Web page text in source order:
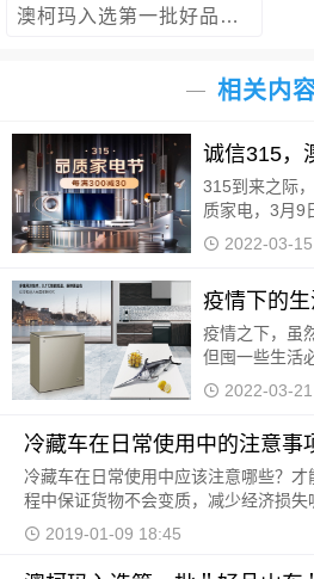
澳柯玛入选第一批好品山东品牌澳柯玛
相关内
315到来之际
质家电，3月9
营旗舰店品质
2022-03-
疫情之下，虽
但囤一些生活
况的最好办法
2022-03-
冷藏车在日常使用中的注意事
冷藏车在日常使用中应该注意哪些？
程中保证货物不会变质，减少经济损失
用中应该注意的三个要点： 第一、对于
2019-01-09 18:45